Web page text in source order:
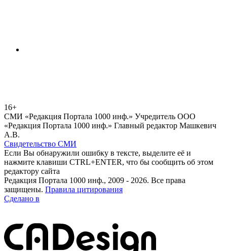
16+
СМИ «Редакция Портала 1000 инф.» Учредитель ООО
«Редакция Портала 1000 инф.» Главный редактор Машкевич
А.В.
Свидетельство СМИ
Если Вы обнаружили ошибку в тексте, выделите её и
нажмите клавиши CTRL+ENTER, что бы сообщить об этом
редактору сайта
Редакция Портала 1000 инф., 2009 - 2026. Все права
защищены. Правила цитирования
Сделано в